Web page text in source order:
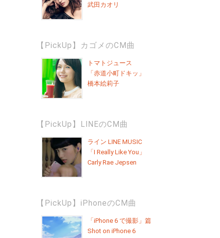
武田カオリ
【PickUp】カゴメのCM曲
トマトジュース
「赤道小町ドキッ」
橋本絵莉子
【PickUp】LINEのCM曲
ライン LINE MUSIC
「I Really Like You」
Carly Rae Jepsen
【PickUp】iPhoneのCM曲
「iPhone 6 で撮影」篇
Shot on iPhone 6